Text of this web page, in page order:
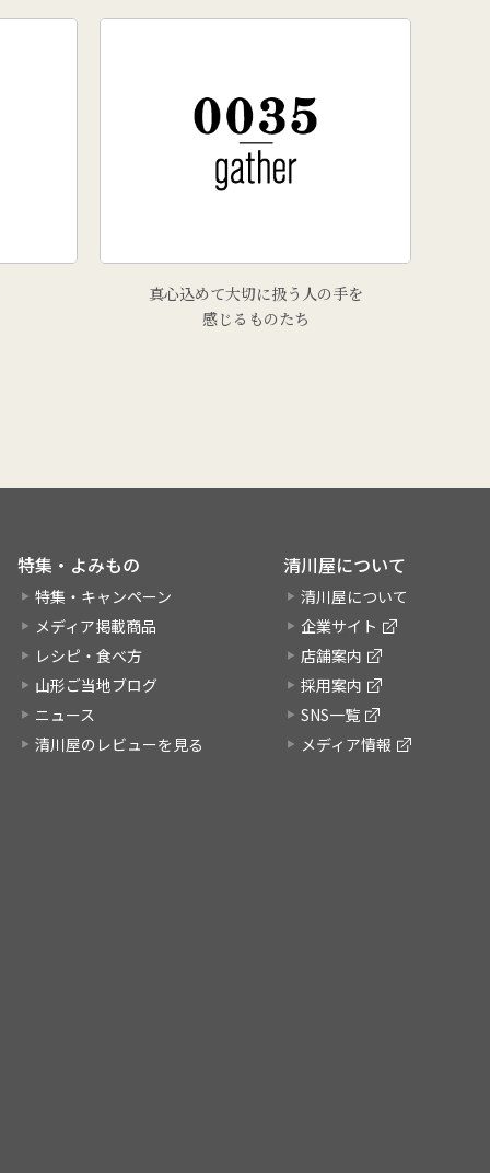
真心込めて大切に扱う人の手を
感じるものたち
特集・よみもの
特集・キャンペーン
メディア掲載商品
レシピ・食べ方
山形ご当地ブログ
ニュース
清川屋のレビューを見る
清川屋について
清川屋について
企業サイト
店舗案内
採用案内
SNS一覧
メディア情報